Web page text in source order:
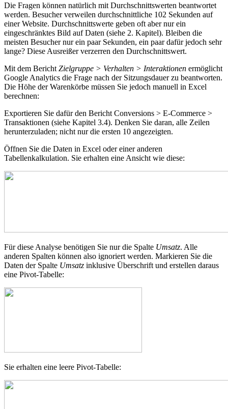
Die Fragen können natürlich mit Durchschnittswerten beantwortet
werden. Besucher verweilen durchschnittliche 102 Sekunden auf
einer Website. Durchschnittswerte geben oft aber nur ein
eingeschränktes Bild auf Daten (siehe 2. Kapitel). Bleiben die
meisten Besucher nur ein paar Sekunden, ein paar dafür jedoch sehr
lange? Diese Ausreißer verzerren den Durchschnittswert.
Mit dem Bericht Zielgruppe > Verhalten > Interaktionen ermöglicht
Google Analytics die Frage nach der Sitzungsdauer zu beantworten.
Die Höhe der Warenkörbe müssen Sie jedoch manuell in Excel
berechnen:
Exportieren Sie dafür den Bericht Conversions > E-Commerce >
Transaktionen (siehe Kapitel 3.4). Denken Sie daran, alle Zeilen
herunterzuladen; nicht nur die ersten 10 angezeigten.
Öffnen Sie die Daten in Excel oder einer anderen
Tabellenkalkulation. Sie erhalten eine Ansicht wie diese:
Für diese Analyse benötigen Sie nur die Spalte Umsatz. Alle
anderen Spalten können also ignoriert werden. Markieren Sie die
Daten der Spalte Umsatz inklusive Überschrift und erstellen daraus
eine Pivot-Tabelle:
Sie erhalten eine leere Pivot-Tabelle: